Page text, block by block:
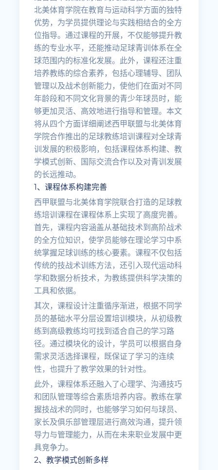
北美体育学院在教育与运动科学方面的独特
优势，为学员提供理论与实践相结合的全方
位指导。通过课程的开展，不仅能够提升教
练的专业水平，还能推动足球青训体系在全
球范围内的标准化发展。此外，课程还注重
培养教练的综合素养，包括心理辅导、团队
管理以及战术创新能力，使他们在面对不同
年龄段和不同文化背景的青少年球员时，能
够更加灵活、高效地进行指导和管理。本文
将从四个方面详细阐述西甲联盟与北美体育
学院合作推出的足球教练培训课程对全球青
训发展的积极影响，包括课程体系构建、教
学模式创新、国际交流合作以及对青训发展
的长远推动。
1、课程体系构建完善
西甲联盟与北美体育学院联合打造的足球教
练培训课程在课程体系上实现了高度完善。
首先，课程内容涵盖从基础技术到高阶战术
的全方位知识，使学员能够在理论学习中系
统掌握足球训练的核心要素。课程不仅包括
传统的技战术训练方法，还引入现代运动科
学和数据分析技术，为教练提供科学决策的
工具和依据。
其次，课程设计注重循序渐进，根据不同学
员的基础水平分层设置培训模块，从初级教
练到高级教练均可找到适合自己的学习路
径。通过模块化的设计，学员可以根据自身
需求灵活选择课程，既保证了学习的连续
性，也提升了教学效果的针对性。
此外，课程体系还融入了心理学、沟通技巧
和团队管理等综合素质培养内容。教练在掌
握技战术的同时，也能够学习如何与球员、
家长及俱乐部管理层进行高效沟通，提升领
导力与管理能力，从而在未来职业发展中更
具竞争力。
2、教学模式创新多样